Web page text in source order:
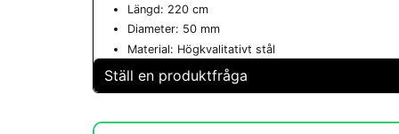
Längd: 220 cm
Diameter: 50 mm
Material: Högkvalitativt stål
Ställ en produktfråga
Fråga oss något om denna produkten...